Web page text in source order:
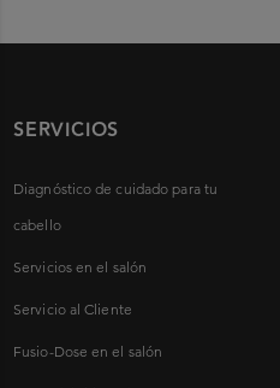
SERVICIOS
Diagnóstico de cuidado para tu
cabello
Servicios en el salón
Servicio al Cliente
Fusio-Dose en el salón